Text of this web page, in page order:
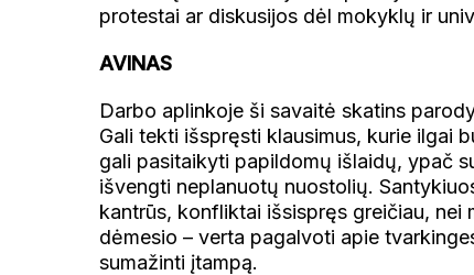
protestai ar diskusijos dėl mokyklų ir
AVINAS
Darbo aplinkoje ši savaitė skatins
Gali tekti išspręsti klausimus, kurie ilgai
gali pasitaikyti papildomų išlaidų, ypač
išvengti neplanuotų nuostolių.
kantrūs, konfliktai išsispręs greičiau, nei
dėmesio – verta pagalvoti apie
sumažinti įtampą.